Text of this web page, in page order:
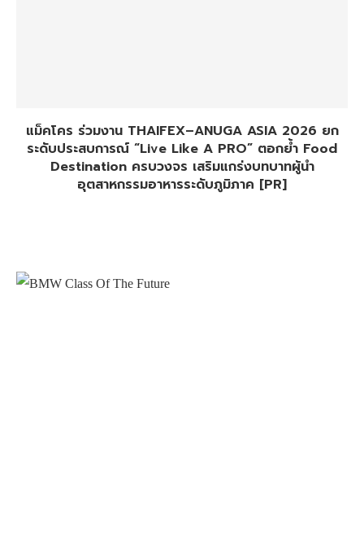
แม็คโคร ร่วมงาน THAIFEX–ANUGA ASIA 2026 ยก
ระดับประสบการณ์ “Live Like A PRO” ตอกย้ำ Food
Destination ครบวงจร เสริมแกร่งบทบาทผู้นำ
อุตสาหกรรมอาหารระดับภูมิภาค [PR]